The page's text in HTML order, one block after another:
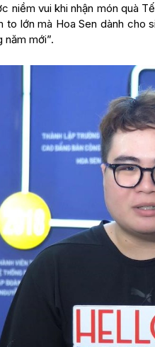
niềm vui khi nhận món quà
lớn mà Hoa Sen dành cho
năm mới”.